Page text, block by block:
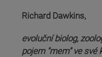
Richard Dawkins,
evoluční biolog,
pojem "mem" ve své